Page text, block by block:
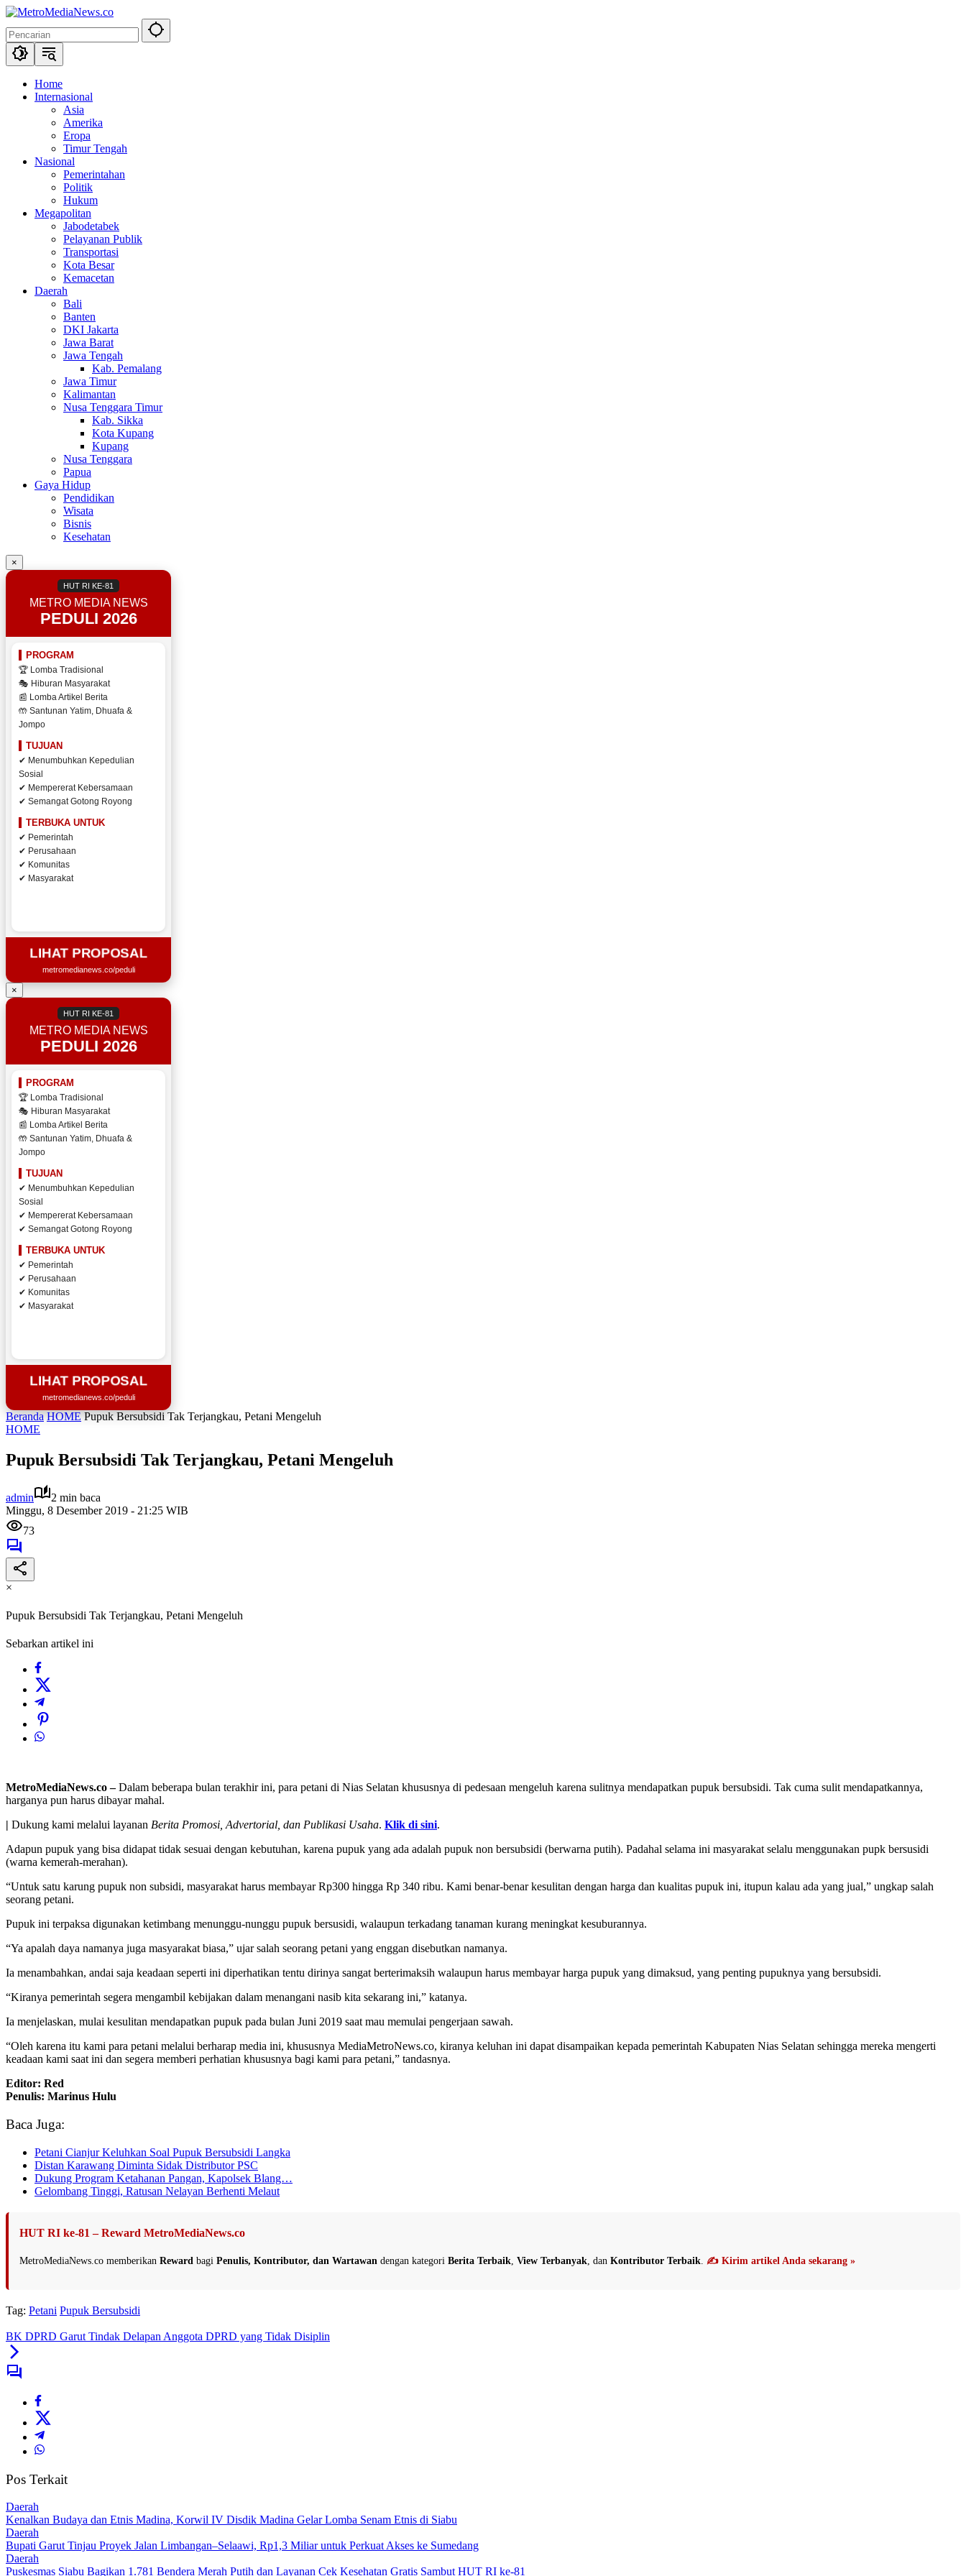
Langsung
konten
Home
Internasional
Asia
Amerika
Eropa
Timur Tengah
Nasional
Pemerintahan
Politik
Hukum
Megapolitan
Jabodetabek
Pelayanan Publik
Transportasi
Kota Besar
Kemacetan
Daerah
Bali
Banten
DKI Jakarta
Jawa Barat
Jawa Tengah
Kab. Pemalang
Jawa Timur
Kalimantan
Nusa Tenggara Timur
Kab. Sikka
Kota Kupang
Kupang
Nusa Tenggara
Papua
Gaya Hidup
Pendidikan
Wisata
Bisnis
Kesehatan
×
HUT RI KE-81
METRO MEDIA NEWS
PEDULI 2026
PROGRAM
🏆 Lomba Tradisional
🎭 Hiburan Masyarakat
📰 Lomba Artikel Berita
🤲 Santunan Yatim, Dhuafa &
Jompo
TUJUAN
✔ Menumbuhkan Kepedulian
Sosial
✔ Mempererat Kebersamaan
✔ Semangat Gotong Royong
TERBUKA UNTUK
✔ Pemerintah
✔ Perusahaan
✔ Komunitas
✔ Masyarakat
LIHAT PROPOSAL
metromedianews.co/peduli
×
HUT RI KE-81
METRO MEDIA NEWS
PEDULI 2026
PROGRAM
🏆 Lomba Tradisional
🎭 Hiburan Masyarakat
📰 Lomba Artikel Berita
🤲 Santunan Yatim, Dhuafa &
Jompo
TUJUAN
✔ Menumbuhkan Kepedulian
Sosial
✔ Mempererat Kebersamaan
✔ Semangat Gotong Royong
TERBUKA UNTUK
✔ Pemerintah
✔ Perusahaan
✔ Komunitas
✔ Masyarakat
LIHAT PROPOSAL
metromedianews.co/peduli
Beranda HOME Pupuk Bersubsidi Tak Terjangkau, Petani Mengeluh
HOME
Pupuk Bersubsidi Tak Terjangkau, Petani Mengeluh
admin
2 min baca
Minggu, 8 Desember 2019 - 21:25 WIB
73
×
Pupuk Bersubsidi Tak Terjangkau, Petani Mengeluh
Sebarkan artikel ini
MetroMediaNews.co –Dalam beberapa bulan terakhir ini, para petani di Nias Selatan khususnya di pedesaan mengeluh karena sulitnya mendapatkan pupuk bersubsidi. Tak cuma sulit mendapatkannya,
harganya pun harus dibayar mahal.
| Dukung kami melalui layanan Berita Promosi, Advertorial, dan Publikasi Usaha. Klik di sini.
Adapun pupuk yang bisa didapat tidak sesuai dengan kebutuhan, karena pupuk yang ada adalah pupuk non bersubsidi (berwarna putih). Padahal selama ini masyarakat selalu menggunakan pupk bersusidi
(warna kemerah-merahan).
“Untuk satu karung pupuk non subsidi, masyarakat harus membayar Rp300 hingga Rp 340 ribu. Kami benar-benar kesulitan dengan harga dan kualitas pupuk ini, itupun kalau ada yang jual,” ungkap salah
seorang petani.
Pupuk ini terpaksa digunakan ketimbang menunggu-nunggu pupuk bersusidi, walaupun terkadang tanaman kurang meningkat kesuburannya.
“Ya apalah daya namanya juga masyarakat biasa,” ujar salah seorang petani yang enggan disebutkan namanya.
Ia menambahkan, andai saja keadaan seperti ini diperhatikan tentu dirinya sangat berterimaksih walaupun harus membayar harga pupuk yang dimaksud, yang penting pupuknya yang bersubsidi.
“Kiranya pemerintah segera mengambil kebijakan dalam menangani nasib kita sekarang ini,” katanya.
Ia menjelaskan, mulai kesulitan mendapatkan pupuk pada bulan Juni 2019 saat mau memulai pengerjaan sawah.
“Oleh karena itu kami para petani melalui berharap media ini, khususnya MediaMetroNews.co, kiranya keluhan ini dapat disampaikan kepada pemerintah Kabupaten Nias Selatan sehingga mereka mengerti
keadaan kami saat ini dan segera memberi perhatian khususnya bagi kami para petani,” tandasnya.
Editor: Red
Penulis: Marinus Hulu
Baca Juga:
Petani Cianjur Keluhkan Soal Pupuk Bersubsidi Langka
Distan Karawang Diminta Sidak Distributor PSC
Dukung Program Ketahanan Pangan, Kapolsek Blang…
Gelombang Tinggi, Ratusan Nelayan Berhenti Melaut
HUT RI ke-81 – Reward MetroMediaNews.co
MetroMediaNews.co memberikan Reward bagi Penulis, Kontributor, dan Wartawan dengan kategori Berita Terbaik View Terbanyak , dan Kontributor Terbaik ✍️ Kirim artikel Anda sekarang »
Tag: Petani Pupuk Bersubsidi
BK DPRD Garut Tindak Delapan Anggota DPRD yang Tidak Disiplin
Pos Terkait
Daerah
Kenalkan Budaya dan Etnis Madina, Korwil IV Disdik Madina Gelar Lomba Senam Etnis di Siabu
Daerah
Bupati Garut Tinjau Proyek Jalan Limbangan–Selaawi, Rp1,3 Miliar untuk Perkuat Akses ke Sumedang
Daerah
Puskesmas Siabu Bagikan 1.781 Bendera Merah Putih dan Layanan Cek Kesehatan Gratis Sambut HUT RI ke-81